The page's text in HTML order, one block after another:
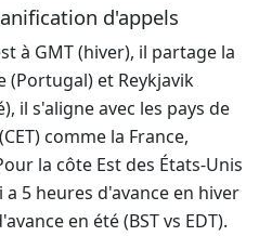
d'appels
à GMT (hiver), il partage la
(Portugal) et Reykjavik
il s'aligne avec les pays de
comme la France,
la côte Est des États-Unis
a 5 heures d'avance en hiver
en été (BST vs EDT).